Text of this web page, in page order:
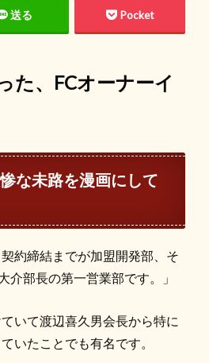
送る Pocket
た、FCオーナーイ
な未路を漫画にして
約締結までが加盟開発部、そ
部長の第一営業部です。」
いて渡辺喜久男会長から特に
いたことでも有名です。